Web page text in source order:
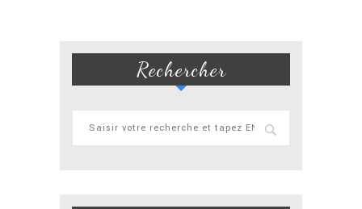
Rechercher